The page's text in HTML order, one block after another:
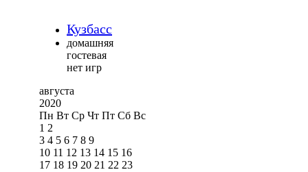
Кузбасс
домашняя
гостевая
нет игр
августа
2020
Пн Вт Ср Чт Пт Сб Вс
1 2
3 4 5 6 7 8 9
10 11 12 13 14 15 16
17 18 19 20 21 22 23